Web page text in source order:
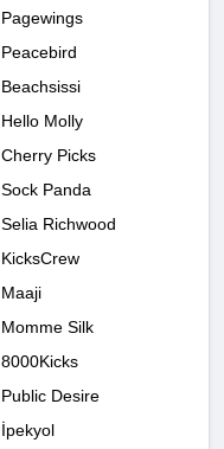
Pagewings
Peacebird
Beachsissi
Hello Molly
Cherry Picks
Sock Panda
Selia Richwood
KicksCrew
Maaji
Momme Silk
8000Kicks
Public Desire
İpekyol